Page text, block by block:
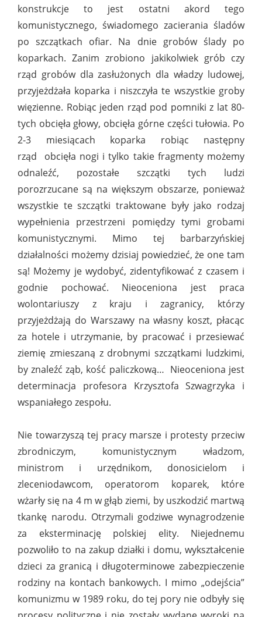
konstrukcje to jest ostatni akord tego
komunistycznego, świadomego zacierania śladów
po szczątkach ofiar. Na dnie grobów ślady po
koparkach. Zanim zrobiono jakikolwiek grób czy
rząd grobów dla zasłużonych dla władzy ludowej,
przyjeżdżała koparka i niszczyła te wszystkie groby
więzienne. Robiąc jeden rząd pod pomniki z lat 80-
tych obcięła głowy, obcięła górne części tułowia. Po
2-3 miesiącach koparka robiąc następny
rząd obcięła nogi i tylko takie fragmenty możemy
odnaleźć, pozostałe szczątki tych ludzi
porozrzucane są na większym obszarze, ponieważ
wszystkie te szczątki traktowane były jako rodzaj
wypełnienia przestrzeni pomiędzy tymi grobami
komunistycznymi. Mimo tej barbarzyńskiej
działalności możemy dzisiaj powiedzieć, że one tam
są! Możemy je wydobyć, zidentyfikować z czasem i
godnie pochować. Nieoceniona jest praca
wolontariuszy z kraju i zagranicy, którzy
przyjeżdżają do Warszawy na własny koszt, płacąc
za hotele i utrzymanie, by pracować i przesiewać
ziemię zmieszaną z drobnymi szczątkami ludzkimi,
by znaleźć ząb, kość paliczkową… Nieoceniona jest
determinacja profesora Krzysztofa Szwagrzyka i
wspaniałego zespołu.
Nie towarzyszą tej pracy marsze i protesty przeciw
zbrodniczym, komunistycznym władzom,
ministrom i urzędnikom, donosicielom i
zleceniodawcom, operatorom koparek, które
wżarły się na 4 m w głąb ziemi, by uszkodzić martwą
tkankę narodu. Otrzymali godziwe wynagrodzenie
za eksterminację polskiej elity. Niejednemu
pozwoliło to na zakup działki i domu, wykształcenie
dzieci za granicą i długoterminowe zabezpieczenie
rodziny na kontach bankowych. I mimo „odejścia”
komunizmu w 1989 roku, do tej pory nie odbyły się